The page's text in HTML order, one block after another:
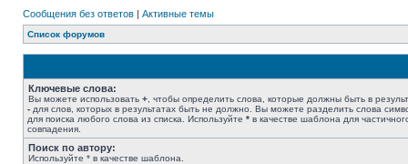
Сообщения без ответов | Активные темы
Список форумов
Ключевые слова:
Вы можете использовать + , чтобы определить слова, которые должны быть в
- для слов, которых в результатах быть не должно. Вы можете разделить слова
для поиска любого слова из списка. Используйте * в качестве шаблона для
совпадения.
Поиск по автору:
Используйте * в качестве шаблона.